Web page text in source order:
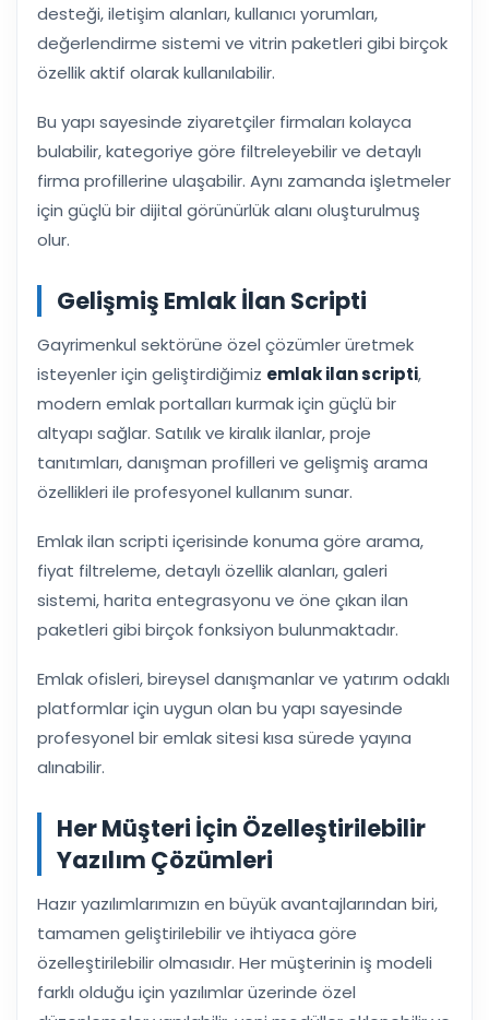
desteği, iletişim alanları, kullanıcı yorumları,
değerlendirme sistemi ve vitrin paketleri gibi birçok
özellik aktif olarak kullanılabilir.
Bu yapı sayesinde ziyaretçiler firmaları kolayca
bulabilir, kategoriye göre filtreleyebilir ve detaylı
firma profillerine ulaşabilir. Aynı zamanda işletmeler
için güçlü bir dijital görünürlük alanı oluşturulmuş
olur.
Gelişmiş Emlak İlan Scripti
Gayrimenkul sektörüne özel çözümler üretmek
isteyenler için geliştirdiğimiz emlak ilan scripti,
modern emlak portalları kurmak için güçlü bir
altyapı sağlar. Satılık ve kiralık ilanlar, proje
tanıtımları, danışman profilleri ve gelişmiş arama
özellikleri ile profesyonel kullanım sunar.
Emlak ilan scripti içerisinde konuma göre arama,
fiyat filtreleme, detaylı özellik alanları, galeri
sistemi, harita entegrasyonu ve öne çıkan ilan
paketleri gibi birçok fonksiyon bulunmaktadır.
Emlak ofisleri, bireysel danışmanlar ve yatırım odaklı
platformlar için uygun olan bu yapı sayesinde
profesyonel bir emlak sitesi kısa sürede yayına
alınabilir.
Her Müşteri İçin Özelleştirilebilir
Yazılım Çözümleri
Hazır yazılımlarımızın en büyük avantajlarından biri,
tamamen geliştirilebilir ve ihtiyaca göre
özelleştirilebilir olmasıdır. Her müşterinin iş modeli
farklı olduğu için yazılımlar üzerinde özel